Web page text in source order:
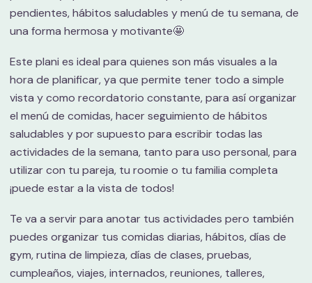
pendientes, hábitos saludables y menú de tu semana, de
una forma hermosa y motivante🤩
Este plani es ideal para quienes son más visuales a la
hora de planificar, ya que permite tener todo a simple
vista y como recordatorio constante, para así organizar
el menú de comidas, hacer seguimiento de hábitos
saludables y por supuesto para escribir todas las
actividades de la semana, tanto para uso personal, para
utilizar con tu pareja, tu roomie o tu familia completa
¡puede estar a la vista de todos!
Te va a servir para anotar tus actividades pero también
puedes organizar tus comidas diarias, hábitos, días de
gym, rutina de limpieza, días de clases, pruebas,
cumpleaños, viajes, internados, reuniones, talleres,